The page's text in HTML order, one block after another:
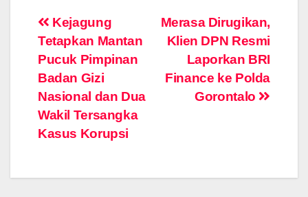
Post
navigation
Merasa Dirugikan,
Klien DPN Resmi
Laporkan BRI
Finance ke Polda
Gorontalo
Kejagung
Tetapkan Mantan
Pucuk Pimpinan
Badan Gizi
Nasional dan Dua
Wakil Tersangka
Kasus Korupsi